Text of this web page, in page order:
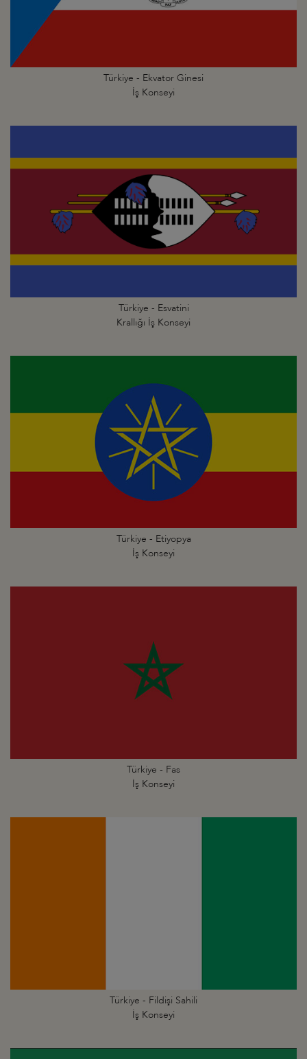
Türkiye - Ekvator Ginesi
İş Konseyi
Türkiye - Esvatini
Krallığı İş Konseyi
Türkiye - Etiyopya
İş Konseyi
Türkiye - Fas
İş Konseyi
Türkiye - Fildişi Sahili
İş Konseyi